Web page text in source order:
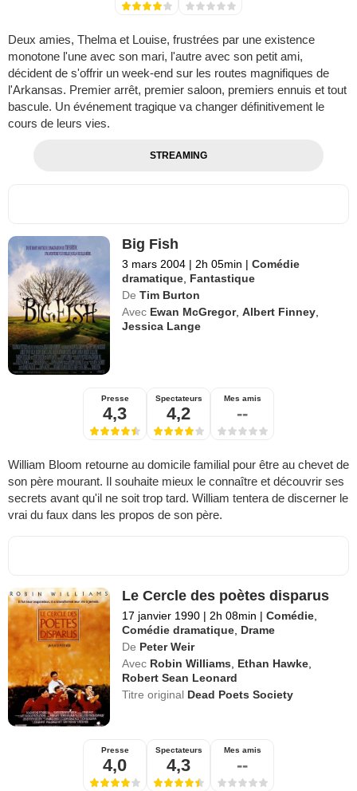
Deux amies, Thelma et Louise, frustrées par une existence
monotone l'une avec son mari, l'autre avec son petit ami,
décident de s'offrir un week-end sur les routes magnifiques de
l'Arkansas. Premier arrêt, premier saloon, premiers ennuis et tout
bascule. Un événement tragique va changer définitivement le
cours de leurs vies.
STREAMING
Big Fish
3 mars 2004 | 2h 05min | Comédie
dramatique, Fantastique
De Tim Burton
Avec Ewan McGregor,Albert Finney,
Jessica Lange
Presse
4,3
Spectateurs
4,2
Mes amis
--
William Bloom retourne au domicile familial pour être au chevet de
son père mourant. Il souhaite mieux le connaître et découvrir ses
secrets avant qu'il ne soit trop tard. William tentera de discerner le
vrai du faux dans les propos de son père.
Le Cercle des poètes disparus
17 janvier 1990 | 2h 08min | Comédie,
Comédie dramatique, Drame
De Peter Weir
Avec Robin Williams, Ethan Hawke,
Robert Sean Leonard
Titre original Dead Poets Society
Presse
4,0
Spectateurs
4,3
Mes amis
--